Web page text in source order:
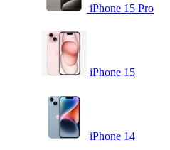
iPhone 15 Pro
iPhone 15
iPhone 14